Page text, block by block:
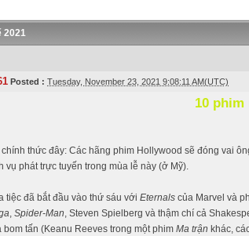
2021
Posted : Tuesday, November 23, 2021 9:08:11 AM(UTC)
10 phim
chính thức đây: Các hãng phim Hollywood sẽ đóng vai
vụ phát trực tuyến trong mùa lễ này (ở Mỹ).
tiệc đã bắt đầu vào thứ sáu với Eternals của Marvel và
, Spider-Man, Steven Spielberg và thậm chí cả
bom tấn (Keanu Reeves trong một phim Ma trận khác,